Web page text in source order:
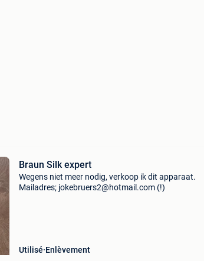
Braun Silk expert
Wegens niet meer nodig, verkoop ik dit apparaat.
Mailadres; jokebruers2@hotmail.com (!)
Utilisé Enlèvement